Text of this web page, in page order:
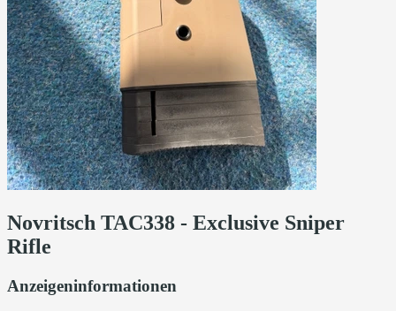
Novritsch TAC338 - Exclusive Sniper
Rifle
Anzeigeninformationen